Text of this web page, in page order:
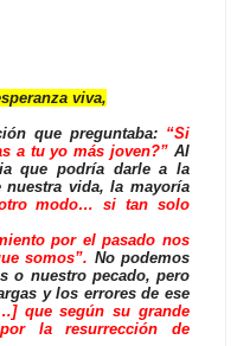
viva,
que preguntaba: “Si
a tu yo más joven?” Al
que podría darle a la
vida, la mayoría
modo… si tan solo
por el pasado nos
somos”. No podemos
o nuestro pecado, pero
y los errores de ese
que según su grande
la resurrección de